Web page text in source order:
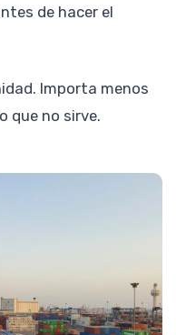
de hacer el
Importa menos
que no sirve.